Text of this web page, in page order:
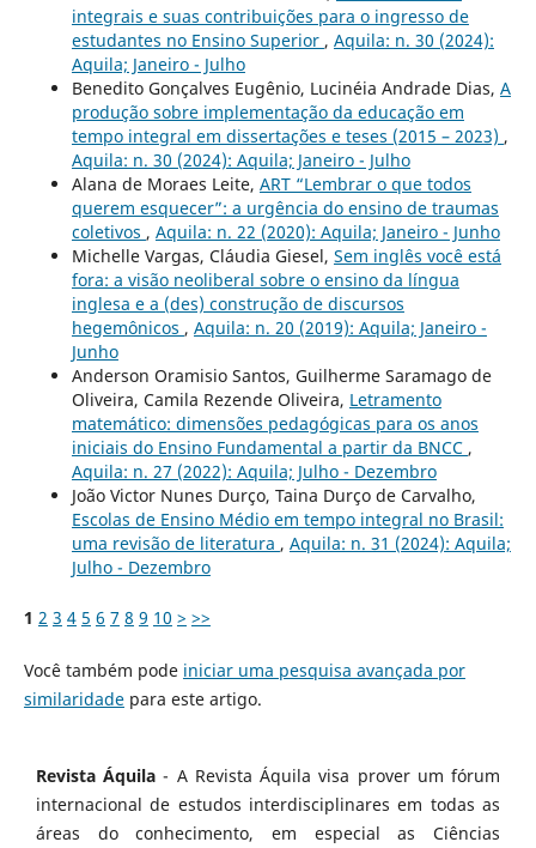
integrais e suas contribuições para o ingresso de
estudantes no Ensino Superior , Aquila: n. 30 (2024):
Aquila; Janeiro - Julho
Benedito Gonçalves Eugênio, Lucinéia Andrade Dias, A
produção sobre implementação da educação em
tempo integral em dissertações e teses (2015 – 2023) ,
Aquila: n. 30 (2024): Aquila; Janeiro - Julho
Alana de Moraes Leite, ART “Lembrar o que todos
querem esquecer”: a urgência do ensino de traumas
coletivos , Aquila: n. 22 (2020): Aquila; Janeiro - Junho
Michelle Vargas, Cláudia Giesel, Sem inglês você está
fora: a visão neoliberal sobre o ensino da língua
inglesa e a (des) construção de discursos
hegemônicos , Aquila: n. 20 (2019): Aquila; Janeiro -
Junho
Anderson Oramisio Santos, Guilherme Saramago de
Oliveira, Camila Rezende Oliveira, Letramento
matemático: dimensões pedagógicas para os anos
iniciais do Ensino Fundamental a partir da BNCC ,
Aquila: n. 27 (2022): Aquila; Julho - Dezembro
João Victor Nunes Durço, Taina Durço de Carvalho,
Escolas de Ensino Médio em tempo integral no Brasil:
uma revisão de literatura , Aquila: n. 31 (2024): Aquila;
Julho - Dezembro
1 2 3 4 5 6 7 8 9 10 > >>
Você também pode iniciar uma pesquisa avançada por
similaridadepara este artigo.
Revista Áquila - A Revista Áquila visa prover um fórum
internacional de estudos interdisciplinares em todas as
áreas do conhecimento, em especial as Ciências